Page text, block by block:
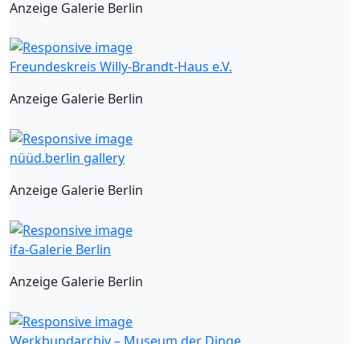
Anzeige Galerie Berlin
Freundeskreis Willy-Brandt-Haus e.V.
Anzeige Galerie Berlin
nüüd.berlin gallery
Anzeige Galerie Berlin
ifa-Galerie Berlin
Anzeige Galerie Berlin
Werkbundarchiv – Museum der Dinge